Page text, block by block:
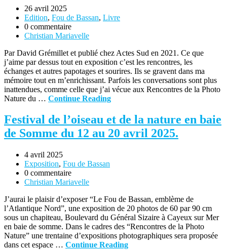
26 avril 2025
Edition, Fou de Bassan, Livre
0 commentaire
Christian Mariavelle
Par David Grémillet et publié chez Actes Sud en 2021. Ce que
j’aime par dessus tout en exposition c’est les rencontres, les
échanges et autres papotages et sourires. Ils se gravent dans ma
mémoire tout en m’enrichissant. Parfois les conversations sont plus
inattendues, comme celle que j’ai vécue aux Rencontres de la Photo
Nature du … Continue Reading
Festival de l’oiseau et de la nature en baie
de Somme du 12 au 20 avril 2025.
4 avril 2025
Exposition, Fou de Bassan
0 commentaire
Christian Mariavelle
J’aurai le plaisir d’exposer “Le Fou de Bassan, emblème de
l’Atlantique Nord”, une exposition de 20 photos de 60 par 90 cm
sous un chapiteau, Boulevard du Général Sizaire à Cayeux sur Mer
en baie de somme. Dans le cadres des “Rencontres de la Photo
Nature” une trentaine d’expositions photographiques sera proposée
dans cet espace … Continue Reading